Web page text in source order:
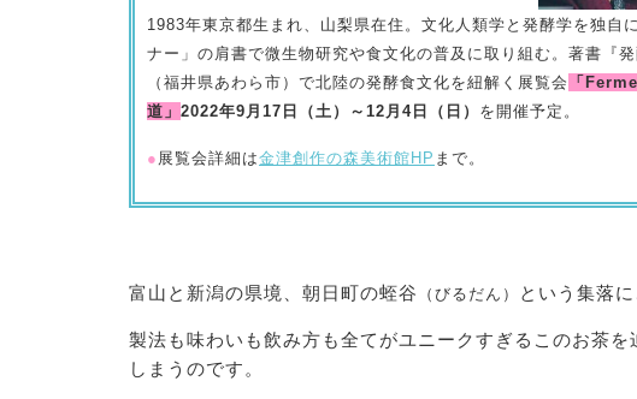
1983年東京都生まれ、山梨県在住。文化人類学と発酵学を独自
ナー」の肩書で微生物研究や食文化の普及に取り組む。著書『
（福井県あわら市）で北陸の発酵食文化を紐解く展覧会 「
道」 2022年9月17日（土）～12月4日（日） を開催予定。
● 展覧会詳細は金津創作の森美術館HP まで。
富山と新潟の県境、朝日町の蛭谷 （びるだん） という集落に
製法も味わいも飲み方も全てがユニークすぎるこのお茶
しまうのです。